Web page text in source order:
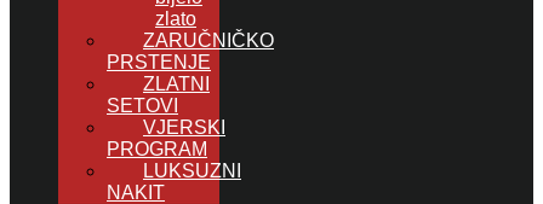
zlato
ZARUČNIČKO
PRSTENJE
ZLATNI
SETOVI
VJERSKI
PROGRAM
LUKSUZNI
NAKIT